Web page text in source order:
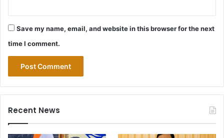
Save my name, email, and website in this browser for the next
time I comment.
Recent News